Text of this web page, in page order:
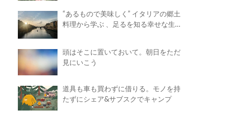
“あるもので美味しく” イタリアの郷土
料理から学ぶ 、足るを知る幸せな生き
頭はそこに置いておいて。朝日をただ
見にいこう
道具も車も買わずに借りる。モノを持
たずにシェア&サブスクでキャンプ